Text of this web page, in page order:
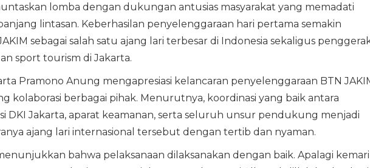
lomba dengan dukungan antusias masyarakat yang memadati
lintasan. Keberhasilan penyelenggaraan hari pertama semakin
sebagai salah satu ajang lari terbesar di Indonesia sekaligus
sport tourism di Jakarta.
Pramono Anung mengapresiasi kelancaran penyelenggaraan BTN
kolaborasi berbagai pihak. Menurutnya, koordinasi yang baik antara
DKI Jakarta, aparat keamanan, serta seluruh unsur pendukung menjadi
ajang lari internasional tersebut dengan tertib dan nyaman.
bahwa pelaksanaan dilaksanakan dengan baik. Apalagi